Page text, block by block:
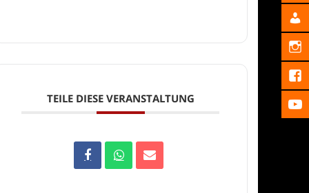
TEILE DIESE VERANSTALTUNG